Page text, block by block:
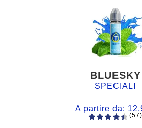
BLUESKY
SPECIALI
A partire da:
(57)